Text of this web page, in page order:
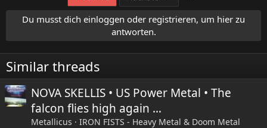
SADO (US / Texas) - The Reckoning (1987)
PARADOX (US / Texas) - Give A Listen (1999)
ZYKLONE (US / Ohio) - Love Fire (1989)
Hier geht's zur Show:
https://www.mixcloud.com/christine-anathema/i-scream-
with-christine-s3-no5/
o
n
e
n
:
Du musst dich einloggen oder registrieren, um hier zu
antworten.
Similar threads
NOVA SKELLIS • US Power Metal • The
falcon flies high again …
Metallicus
IRON FISTS - Heavy Metal & Doom Metal